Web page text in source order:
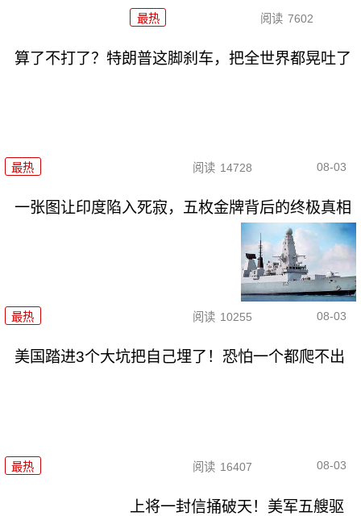
最热 阅读 7602
算了不打了？特朗普这脚刹车，把全世界都晃吐了
最热 阅读 14728 08-03
一张图让印度陷入死寂，五枚金牌背后的终极真相
最热 阅读 10255 08-03
美国踏进3个大坑把自己埋了！恐怕一个都爬不出
最热 阅读 16407 08-03
上将一封信捅破天！美军五艘驱